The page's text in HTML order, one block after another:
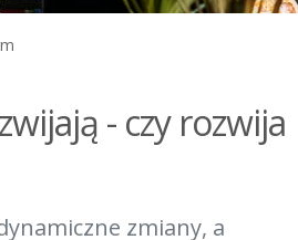
- czy rozwija
zmiany, a